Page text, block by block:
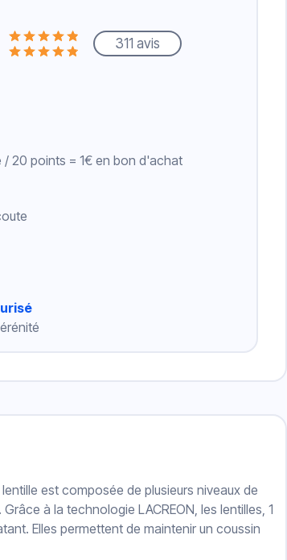
311 avis
20 points = 1€ en bon d'achat
lentille est composée de plusieurs niveaux de
à la technologie LACREON, les lentilles, 1
Elles permettent de maintenir un coussin